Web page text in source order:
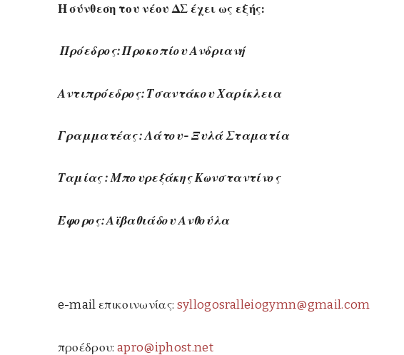
Η σύνθεση του νέου ΔΣ έχει ως εξής:
Πρόεδρος: Προκοπίου Ανδριανή
Αντιπρόεδρος: Τσαντάκου Χαρίκλεια
Γραμματέας : Λάτου- Ξυλά Σταματία
Ταμίας : Μπουρεξάκης Κωνσταντίνος
Έφορος: Αϊβαθιάδου Ανθούλα
e-mail επικοινωνίας: syllogosralleiogymn@gmail.com
προέδρου:apro@iphost.net